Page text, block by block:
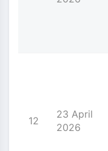
12
23 April
2026